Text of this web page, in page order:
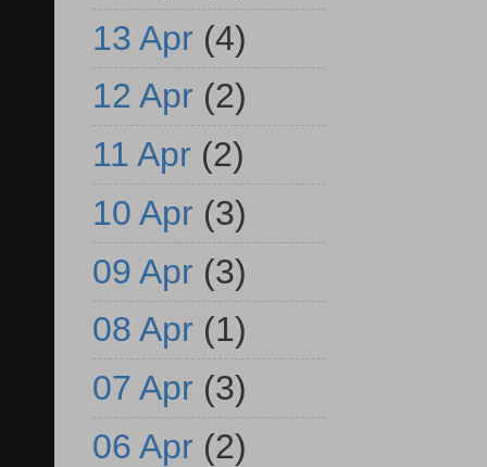
13 Apr (4)
12 Apr (2)
11 Apr (2)
10 Apr (3)
09 Apr (3)
08 Apr (1)
07 Apr (3)
06 Apr (2)